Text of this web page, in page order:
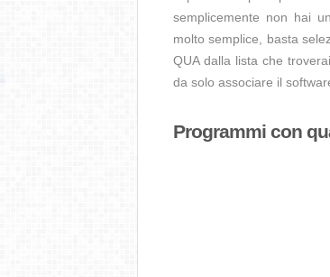
semplicemente non hai
molto semplice, basta
QUA dalla lista che
da solo associare il
Programmi con